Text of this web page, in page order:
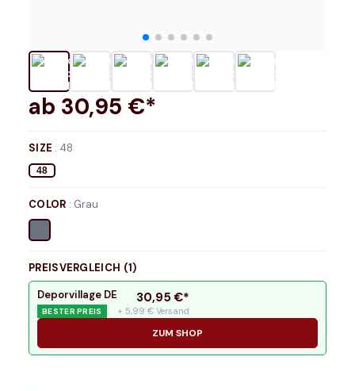
ab 30,95 €*
SIZE : 48
48
COLOR : Grau
PREISVERGLEICH (1)
Deporvillage DE
BESTER PREIS
30,95 €*
+ 5,99 € Versand
ZUM SHOP